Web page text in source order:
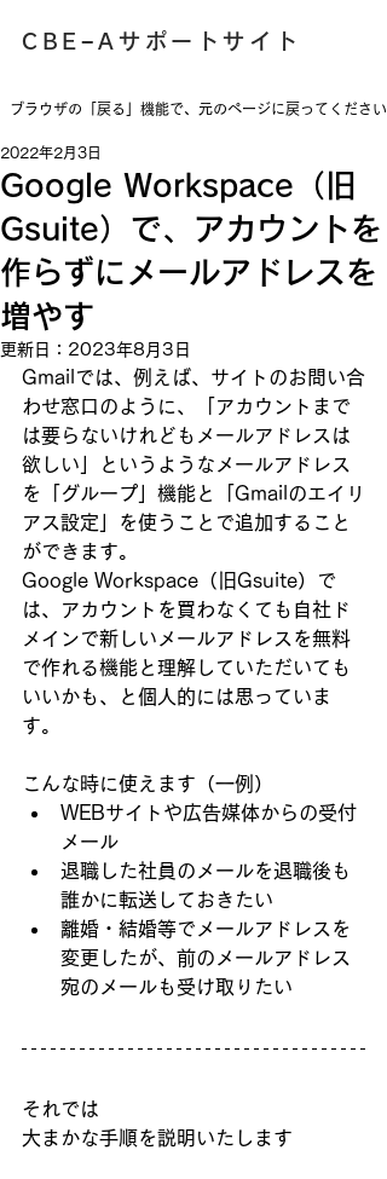
​CBE−Aサポートサイト
​ブラウザの「戻る」機能で、元のページに戻ってください
Google Workspace（旧
Gsuite）で、アカウントを
作らずにメールアドレスを
増やす
2022年2月3日
更新日： 2023年8月3日
Gmailでは、例えば、サイトのお問い合
わせ窓口のように、「アカウントまで
は要らないけれどもメールアドレスは
欲しい」というようなメールアドレス
を「グループ」機能と「Gmailのエイリ
アス設定」を使うことで追加すること
ができます。
Google Workspace（旧Gsuite）で
は、アカウントを買わなくても自社ド
メインで新しいメールアドレスを無料
で作れる機能と理解していただいても
いいかも、と個人的には思っていま
す。
こんな時に使えます（一例）
WEBサイトや広告媒体からの受付
メール
退職した社員のメールを退職後も
誰かに転送しておきたい
離婚・結婚等でメールアドレスを
変更したが、前のメールアドレス
宛のメールも受け取りたい
それでは
大まかな手順を説明いたします